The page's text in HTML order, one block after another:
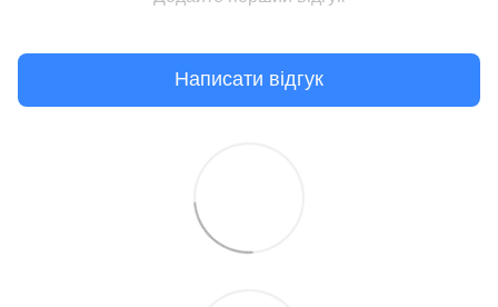
Написати відгук